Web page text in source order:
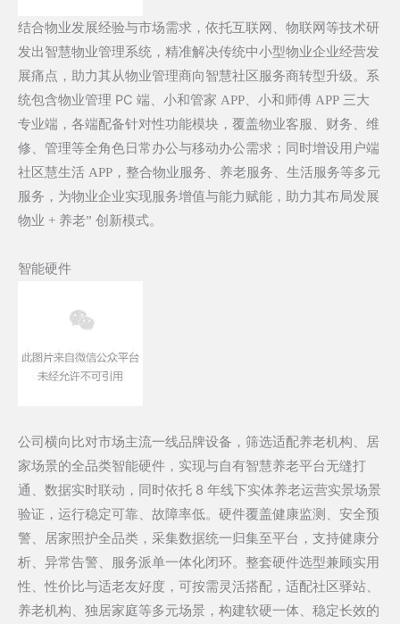
结合物业发展经验与市场需求，依托互联网、物联网等技术研
发出智慧物业管理系统，精准解决传统中小型物业企业经营发
展痛点，助力其从物业管理商向智慧社区服务商转型升级。系
统包含物业管理 PC 端、小和管家 APP 、小和师傅 APP 三大
专业端，各端配备针对性功能模块，覆盖物业客服、财务、维
修、管理等全角色日常办公与移动办公需求；同时增设用户端
社区慧生活 APP ，整合物业服务、养老服务、生活服务等多元
服务，为物业企业实现服务增值与能力赋能，助力其布局发展
物业 + 养老” 创新模式。
智能硬件
公司横向比对市场主流一线品牌设备，筛选适配养老机构、居
家场景的全品类智能硬件，实现与自有智慧养老平台无缝打
通、数据实时联动， 同时依托 8 年线下实体养老运营实景场景
验证，运行稳定可靠、故障率低。硬件覆盖健康监测、安全预
警、居家照护全品类，采集数据统一归集至平台，支持健康分
析、异常告警、服务派单一体化闭环。整套硬件选型兼顾实用
性、性价比与适老友好度，可按需灵活搭配，适配社区驿站、
养老机构、独居家庭等多元场景，构建软硬一体、稳定长效的